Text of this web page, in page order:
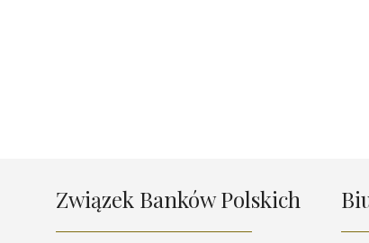
Związek Banków Polskich